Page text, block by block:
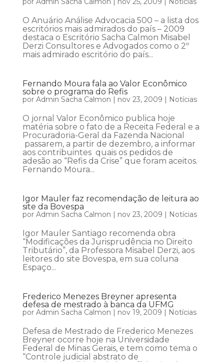
O Anuário Análise Advocacia 500 – a lista dos
escritórios mais admirados do país – 2009
destaca o Escritório Sacha Calmon Misabel
Derzi Consultores e Advogados como o 2º
mais admirado escritório do país...
Fernando Moura fala ao Valor Econômico
sobre o programa do Refis
por Admin Sacha Calmon | nov 23, 2009 | Notícias
O jornal Valor Econômico publica hoje
matéria sobre o fato de a Receita Federal e a
Procuradoria-Geral da Fazenda Nacional
passarem, a partir de dezembro, a informar
aos contribuintes quais os pedidos de
adesão ao “Refis da Crise” que foram aceitos.
Fernando Moura...
Igor Mauler faz recomendação de leitura ao
site da Bovespa
por Admin Sacha Calmon | nov 23, 2009 | Notícias
Igor Mauler Santiago recomenda obra
“Modificações da Jurisprudência no Direito
Tributário”, da Professora Misabel Derzi, aos
leitores do site Bovespa, em sua coluna
Espaço...
Frederico Menezes Breyner apresenta
defesa de mestrado à banca da UFMG
por Admin Sacha Calmon | nov 19, 2009 | Notícias
Defesa de Mestrado de Frederico Menezes
Breyner ocorre hoje na Universidade
Federal de Minas Gerais, e tem como tema o
“Controle judicial abstrato de